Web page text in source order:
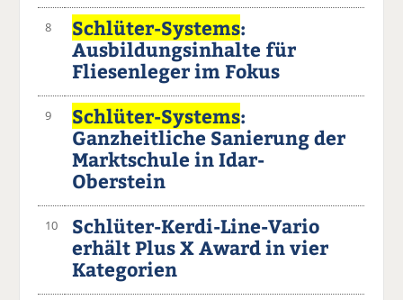
8 Schlüter-Systems:
Ausbildungsinhalte für
Fliesenleger im Fokus
9 Schlüter-Systems:
Ganzheitliche Sanierung der
Marktschule in Idar-
Oberstein
10
Schlüter-Kerdi-Line-Vario
erhält Plus X Award in vier
Kategorien